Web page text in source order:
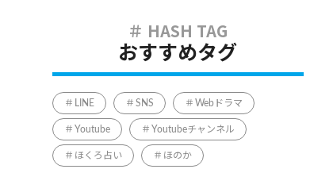
おすすめタグ
LINE SNS Webドラマ
Youtube Youtubeチャンネル
ほくろ占い ほのか